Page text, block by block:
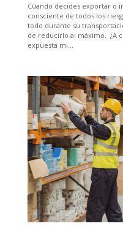
Cuando decides exportar o
consciente de todos los
todo durante su
de reducirlo al máximo. ¿A
expuesta mi...